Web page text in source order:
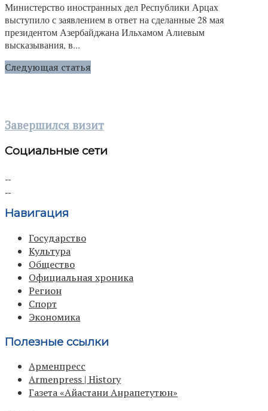
Министерство иностранных дел Республики Арцах
выступило с заявлением в ответ на сделанные 28 мая
президентом Азербайджана Ильхамом Алиевым
высказывания, в...
Следующая статья
Завершился визит
Социальные сети
Навигация
Государство
Культура
Общество
Официальная хроника
Регион
Спорт
Экономика
Полезные ссылки
Арменпресс
Armenpress | History
Газета «Айастани Анрапетутюн»